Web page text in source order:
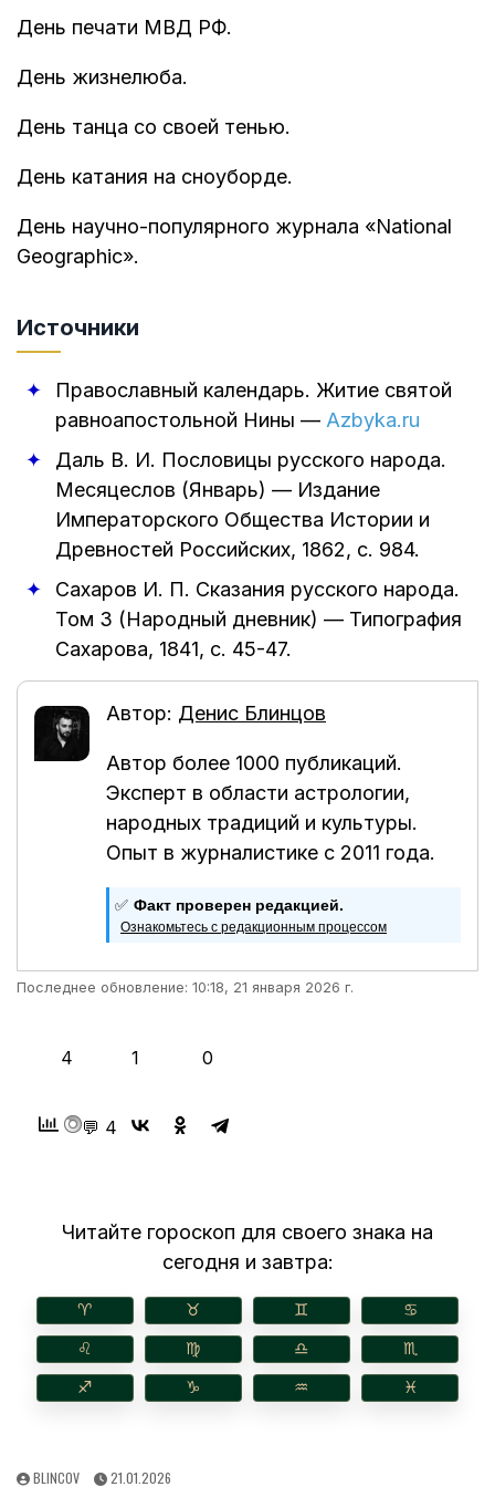
День печати МВД РФ.
День жизнелюба.
День танца со своей тенью.
День катания на сноуборде.
День научно-популярного журнала «National
Geographic».
Источники
Православный календарь. Житие святой
равноапостольной Нины — Azbyka.ru
Даль В. И. Пословицы русского народа.
Месяцеслов (Январь) — Издание
Императорского Общества Истории и
Древностей Российских, 1862, с. 984.
Сахаров И. П. Сказания русского народа.
Том 3 (Народный дневник) — Типография
Сахарова, 1841, с. 45-47.
Автор: Денис Блинцов
Автор более 1000 публикаций.
Эксперт в области астрологии,
народных традиций и культуры.
Опыт в журналистике с 2011 года.
✅ Факт проверен редакцией.
Ознакомьтесь с редакционным процессом
Последнее обновление: 10:18, 21 января 2026 г.
4 1 0
💬 4
Читайте гороскоп для своего знака на
сегодня и завтра:
♈︎ ♉︎ ♊︎ ♋︎
♌︎ ♍︎ ♎︎ ♏︎
♐︎ ♑︎ ♒︎ ♓︎
AUTHOR:
BLINCOV
PUBLISHED
21.01.2026